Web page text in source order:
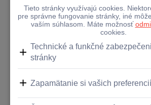
Odkazy na podvodné stránky-
obsahovať link na falošnú webovú
tvári ako oficiálny web
kliknutí od vás môžu žiadať
údajov a údajov k platobnej karte.
Platobné požiadavky-
tvrdiť, že pred doručením balíka je
dodatočne zaplatiť za doručenie
alebo prevodomna bankový účet.